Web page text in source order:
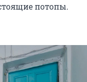
потопы.